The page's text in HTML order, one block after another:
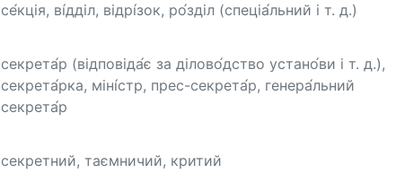
се́кція, ві́дділ, відрі́зок, ро́зділ (cпеціа́льний і т. д.)
секрета́р (відповіда́є за ділово́дство устано́ви і т. д.),
секрета́рка, міні́стр, прес-секрета́р, генера́льний
секрета́р
секретний, таємничий, критий